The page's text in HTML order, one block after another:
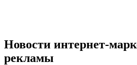
Новости интернет-
рекламы